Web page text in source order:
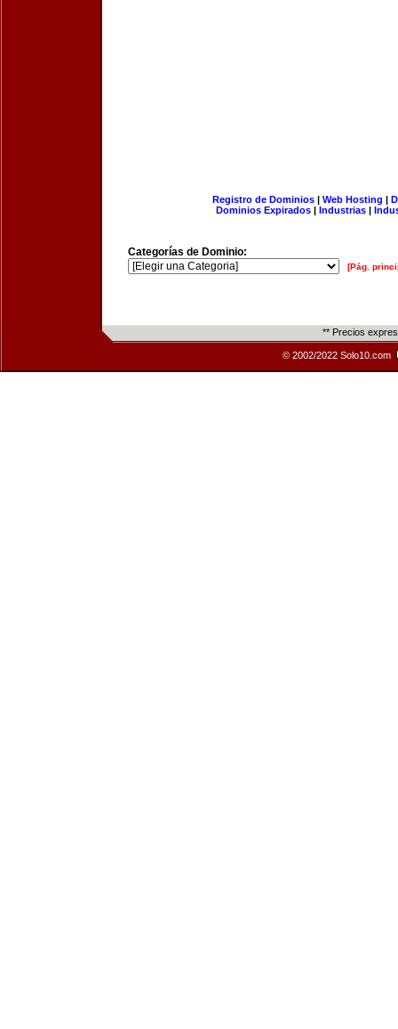
Registro de Dominios| Web Hosting |
Dominios Expirados | Industrias |
Categorías de Dominio:
[Pág.
** Precios
© 2002/2022 Solo10.com